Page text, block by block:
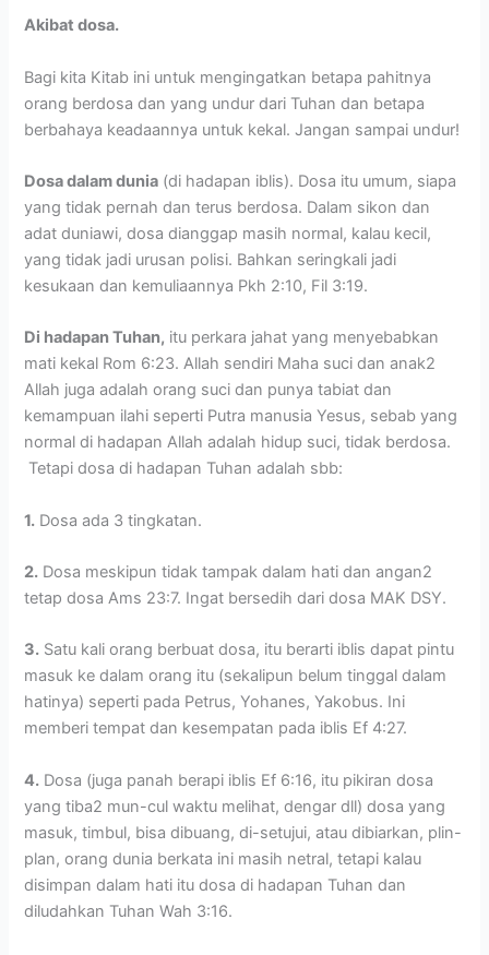
Akibat dosa.
Bagi kita Kitab ini untuk mengingatkan betapa pahitnya
orang berdosa dan yang undur dari Tuhan dan betapa
berbahaya keadaannya untuk kekal. Jangan sampai undur!
Dosa dalam dunia (di hadapan iblis). Dosa itu umum, siapa
yang tidak pernah dan terus berdosa. Dalam sikon dan
adat duniawi, dosa dianggap masih normal, kalau kecil,
yang tidak jadi urusan polisi. Bahkan seringkali jadi
kesukaan dan kemuliaannya Pkh 2:10, Fil 3:19.
Di hadapan Tuhan, itu perkara jahat yang menyebabkan
mati kekal Rom 6:23. Allah sendiri Maha suci dan anak2
Allah juga adalah orang suci dan punya tabiat dan
kemampuan ilahi seperti Putra manusia Yesus, sebab yang
normal di hadapan Allah adalah hidup suci, tidak berdosa.
Tetapi dosa di hadapan Tuhan adalah sbb:
1. Dosa ada 3 tingkatan.
2. Dosa meskipun tidak tampak dalam hati dan angan2
tetap dosa Ams 23:7. Ingat bersedih dari dosa MAK DSY.
3. Satu kali orang berbuat dosa, itu berarti iblis dapat pintu
masuk ke dalam orang itu (sekalipun belum tinggal dalam
hatinya) seperti pada Petrus, Yohanes, Yakobus. Ini
memberi tempat dan kesempatan pada iblis Ef 4:27.
4. Dosa (juga panah berapi iblis Ef 6:16, itu pikiran dosa
yang tiba2 mun-cul waktu melihat, dengar dll) dosa yang
masuk, timbul, bisa dibuang, di-setujui, atau dibiarkan, plin-
plan, orang dunia berkata ini masih netral, tetapi kalau
disimpan dalam hati itu dosa di hadapan Tuhan dan
diludahkan Tuhan Wah 3:16.